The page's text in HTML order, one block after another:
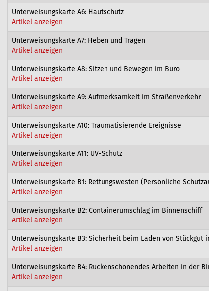
Unterweisungskarte A6: Hautschutz
Artikel anzeigen
Unterweisungskarte A7: Heben und Tragen
Artikel anzeigen
Unterweisungskarte A8: Sitzen und Bewegen im Büro
Artikel anzeigen
Unterweisungskarte A9: Aufmerksamkeit im Straßenverkehr
Artikel anzeigen
Unterweisungskarte A10: Traumatisierende Ereignisse
Artikel anzeigen
Unterweisungskarte A11: UV-Schutz
Artikel anzeigen
Unterweisungskarte B1: Rettungswesten (Persönliche
Artikel anzeigen
Unterweisungskarte B2: Containerumschlag im Binnenschiff
Artikel anzeigen
Unterweisungskarte B3: Sicherheit beim Laden von Stückgut
Artikel anzeigen
Unterweisungskarte B4: Rückenschonendes Arbeiten in der
Artikel anzeigen